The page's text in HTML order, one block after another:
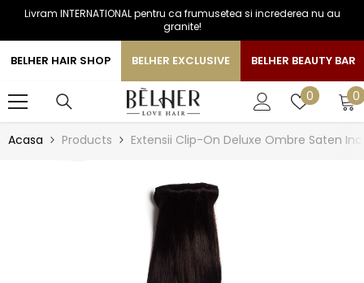
SARI LA CONTINUT
Livram INTERNATIONAL pentru ca frumusetea si increderea nu au
granite!
BELHER HAIR SHOP BELHER EXCLUSIVE BELHER BEAUTY BAR
0 Liste
00
Acasa Products Extensii Clip-On Deluxe Ombre Saten